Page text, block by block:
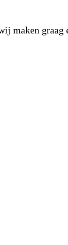
maken graag